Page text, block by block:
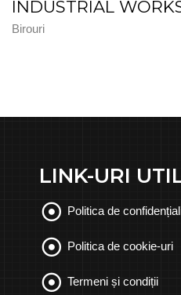
INDUSTRIAL
Birouri
LINK-URI
Politica de
Politica de cookie-uri
Termeni și condiții